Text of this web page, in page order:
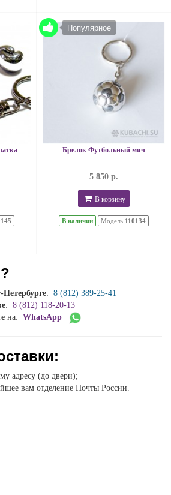
Популярное
Брелок Футбольный мяч
5 850 р.
В корзину
В наличии Модель 110134
: 8 (812) 389-25-41
: 8 (812) 118-20-13
на: WhatsApp
адресу (до двери);
вам отделение Почты России.